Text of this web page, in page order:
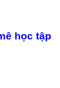
học tập